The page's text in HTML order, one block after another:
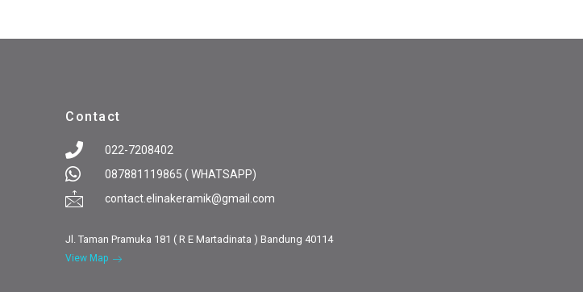
Contact
022-7208402
087881119865 ( WHATSAPP)
contact.elinakeramik@gmail.com
Jl. Taman Pramuka 181 ( R E Martadinata ) Bandung 40114
View Map